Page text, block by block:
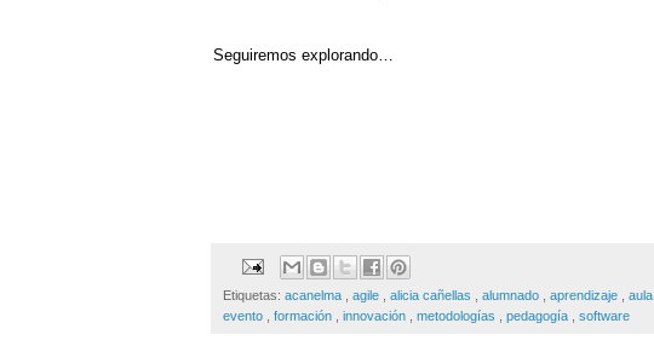
Seguiremos explorando…
Etiquetas: acanelma agile alicia cañellas alumnado aprendizaje aula
evento
formación innovación metodologías pedagogía software